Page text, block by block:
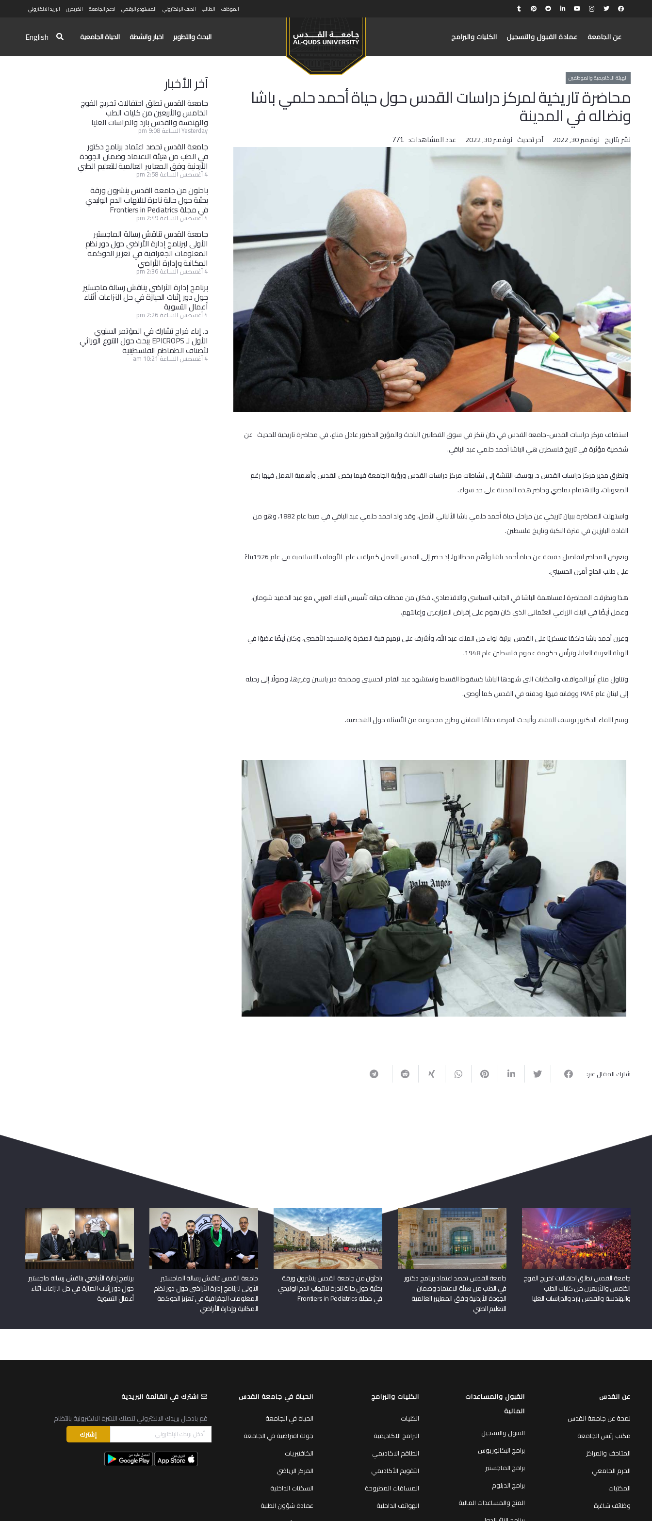
الموظف الطالب الصف الإلكتروني المستودع الرقمي ادعم الجامعة الخريجين البريد الالكتروني
عن الجامعة عمادة القبول والتسجيل الكليات والبرامج البحث والتطوير اخبار وانشطة الحياة الجامعية English
الهيئة الاكاديمية والموظفين
محاضرة تاريخية لمركز دراسات القدس حول حياة أحمد حلمي باشا
ونضاله في المدينة
نشر بتاريخ نوفمبر 30, 2022 آخر تحديث نوفمبر 30, 2022 عدد المشاهدات: 771
استضاف مركز دراسات القدس-جامعة القدس في خان تنكز في سوق القطانين الباحث والمؤرخ الدكتور عادل مناع، في محاضرة تاريخية للحديث عن
شخصية مؤثرة في تاريخ فلسطين هي الباشا أحمد حلمي عبد الباقي.
وتطرق مدير مركز دراسات القدس د. يوسف النتشة إلى نشاطات مركز دراسات القدس ورؤية الجامعة فيما يخص القدس وأهمية العمل فيها رغم
الصعوبات، والاهتمام بماضي وحاضر هذه المدينة على حد سواء.
واستهلت المحاضرة ببيان تاريخي عن مراحل حياة أحمد حلمي باشا الألباني الأصل، وقد ولد احمد حلمي عبد الباقي في صيدا عام 1882، وهو من
القادة البارزين في فترة النكبة وتاريخ فلسطين.
وتعرض المحاضر لتفاصيل دقيقة عن حياة أحمد باشا وأهم محطاتها، إذ حضر إلى القدس للعمل كمراقب عام للأوقاف الاسلامية في عام 1926بناءً
على طلب الحاج أمين الحسيني.
هذا وتطرقت المحاضرة لمساهمة الباشا في الجانب السياسي والاقتصادي، فكان من محطات حياته تأسيس البنك العربي مع عبد الحميد شومان،
وعمل أيضًا في البنك الزراعي العثماني الذي كان يقوم على إقراض المزارعين وإعانتهم.
وعين أحمد باشا حاكمًا عسكريًا على القدس برتبة لواء من الملك عبد الله، وأشرف على ترميم قبة الصخرة والمسجد الأقصى، وكان أيضًا عضوًا في
الهيئة العربية العليا، وترأس حكومة عموم فلسطين عام 1948.
وتناول مناع أبرز المواقف والحكايات التي شهدها الباشا كسقوط القسط واستشهد عبد القادر الحسيني ومذبحة دير ياسين وغيرها، وصولًا إلى رحيله
إلى لبنان عام ١٩٨٤ ووفاته فيها، ودفنه في القدس كما أوصى.
ويسر اللقاء الدكتور يوسف النتشة، وأتيحت الفرصة ختامًا للنقاش وطرح مجموعة من الأسئلة حول الشخصية.
شارك المقال عبر:
آخر الأخبار
جامعة القدس تطلق احتفالات تخريج الفوج
الخامس والأربعين من كليات الطب
والهندسة والقدس بارد والدراسات العليا
Yesterday الساعة 9:08 pm
جامعة القدس تحصد اعتماد برنامج دكتور
في الطب من هيئة الاعتماد وضمان الجودة
الأردنية وفق المعايير العالمية للتعليم الطبي
4 أغسطس الساعة 2:58 pm
باحثون من جامعة القدس ينشرون ورقة
بحثية حول حالة نادرة لالتهاب الدم الوليدي
في مجلة Frontiers in Pediatrics
4 أغسطس الساعة 2:49 pm
جامعة القدس تناقش رسالة الماجستير
الأولى لبرنامج إدارة الأراضي حول دور نظم
المعلومات الجغرافية في تعزيز الحوكمة
المكانية وإدارة الأراضي
4 أغسطس الساعة 2:36 pm
برنامج إدارة الأراضي يناقش رسالة ماجستير
حول دور إثبات الحيازة في حل النزاعات أثناء
أعمال التسوية
4 أغسطس الساعة 2:26 pm
د. إباء فراح تشارك في المؤتمر السنوي
الأول لـ EPICROPS ببحث حول التنوع الوراثي
لأصناف الطماطم الفلسطينية
4 أغسطس الساعة 10:21 am
جامعة القدس تطلق احتفالات تخريج الفوج
الخامس والأربعين من كليات الطب
والهندسة والقدس بارد والدراسات العليا
جامعة القدس تحصد اعتماد برنامج دكتور
في الطب من هيئة الاعتماد وضمان
الجودة الأردنية وفق المعايير العالمية
للتعليم الطبي
باحثون من جامعة القدس ينشرون ورقة
بحثية حول حالة نادرة لالتهاب الدم الوليدي
في مجلة Frontiers in Pediatrics
جامعة القدس تناقش رسالة الماجستير
الأولى لبرنامج إدارة الأراضي حول دور نظم
المعلومات الجغرافية في تعزيز الحوكمة
المكانية وإدارة الأراضي
برنامج إدارة الأراضي يناقش رسالة ماجستير
حول دور إثبات الحيازة في حل النزاعات أثناء
أعمال التسوية
عن القدس
لمحة عن جامعة القدس
مكتب رئيس الجامعة
المتاحف والمراكز
الحرم الجامعي
المكتبات
وظائف شاغرة
القبول والمساعدات
المالية
القبول والتسجيل
برامج البكالوريوس
برامج الماجستير
برامج الدبلوم
المنح والمساعدات المالية
الكليات والبرامج
الكليات
البرامج الاكاديمية
الطاقم الاكاديمي
التقويم الأكاديمي
المساقات المطروحة
الهواتف الداخلية
الحياة في جامعة القدس
الحياة في الجامعة
جولة افتراضية في الجامعة
الكافتيريات
المركز الرياضي
السكنات الداخلية
عمادة شؤون الطلبة
اشترك في القائمة البريدية
قم بادخال بريدك الالكتروني لتصلك النشرة الالكترونية بانتظام